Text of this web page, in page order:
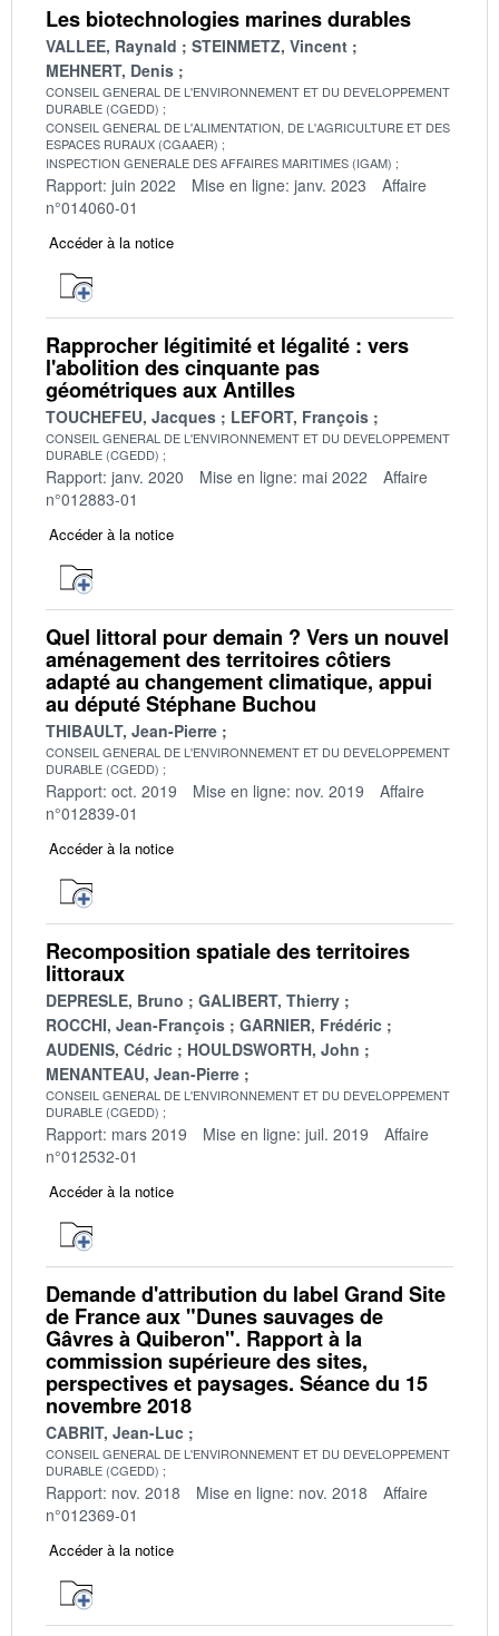
Les biotechnologies marines durables
VALLEE, Raynald
STEINMETZ, Vincent
MEHNERT, Denis
CONSEIL GENERAL DE L'ENVIRONNEMENT ET DU DEVELOPPEMENT
DURABLE (CGEDD)
CONSEIL GENERAL DE L'ALIMENTATION, DE L'AGRICULTURE ET DES
ESPACES RURAUX (CGAAER)
INSPECTION GENERALE DES AFFAIRES MARITIMES (IGAM)
Rapport: juin 2022 Mise en ligne: janv. 2023
Affaire
n°014060-01
Accéder à la notice
Rapprocher légitimité et légalité : vers
l'abolition des cinquante pas
géométriques aux Antilles
TOUCHEFEU, Jacques LEFORT, François
CONSEIL GENERAL DE L'ENVIRONNEMENT ET DU DEVELOPPEMENT
DURABLE (CGEDD)
Rapport: janv. 2020 Mise en ligne: mai 2022
Affaire
n°012883-01
Accéder à la notice
Quel littoral pour demain ? Vers un nouvel
aménagement des territoires côtiers
adapté au changement climatique, appui
au député Stéphane Buchou
THIBAULT, Jean-Pierre
CONSEIL GENERAL DE L'ENVIRONNEMENT ET DU DEVELOPPEMENT
DURABLE (CGEDD)
Rapport: oct. 2019 Mise en ligne: nov. 2019
Affaire
n°012839-01
Accéder à la notice
Recomposition spatiale des territoires
littoraux
DEPRESLE, Bruno
GALIBERT, Thierry
ROCCHI, Jean-François
GARNIER, Frédéric
AUDENIS, Cédric
HOULDSWORTH, John
MENANTEAU, Jean-Pierre
CONSEIL GENERAL DE L'ENVIRONNEMENT ET DU DEVELOPPEMENT
DURABLE (CGEDD)
Rapport: mars 2019 Mise en ligne: juil. 2019
Affaire
n°012532-01
Accéder à la notice
Demande d'attribution du label Grand Site
de France aux "Dunes sauvages de
Gâvres à Quiberon". Rapport à la
commission supérieure des sites,
perspectives et paysages. Séance du 15
novembre 2018
CABRIT, Jean-Luc
CONSEIL GENERAL DE L'ENVIRONNEMENT ET DU DEVELOPPEMENT
DURABLE (CGEDD)
Rapport: nov. 2018 Mise en ligne: nov. 2018
Affaire
n°012369-01
Accéder à la notice